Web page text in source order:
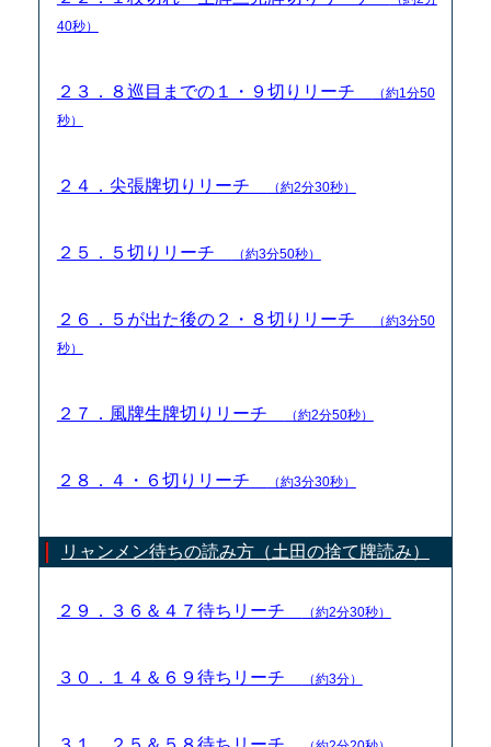
40秒）
２３．８巡目までの１・９切りリーチ
（約1分50
秒）
２４．尖張牌切りリーチ （約2分30秒）
２５．５切りリーチ （約3分50秒）
２６．５が出た後の２・８切りリーチ
（約3分50
秒）
２７．風牌生牌切りリーチ （約2分50秒）
２８．４・６切りリーチ （約3分30秒）
リャンメン待ちの読み方（土田の捨て牌読み）
２９．３６＆４７待ちリーチ （約2分30秒）
３０．１４＆６９待ちリーチ （約3分）